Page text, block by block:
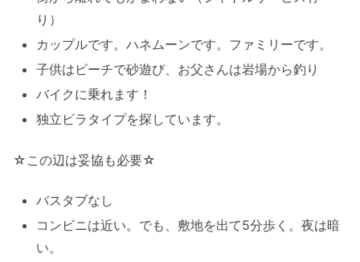
り）
カップルです。ハネムーンです。ファミリーです。
子供はビーチで砂遊び、お父さんは岩場から釣り
バイクに乗れます！
独立ビラタイプを探しています。
☆この辺は妥協も必要☆
バスタブなし
コンビニは近い。でも、敷地を出て5分歩く。夜は暗
い。